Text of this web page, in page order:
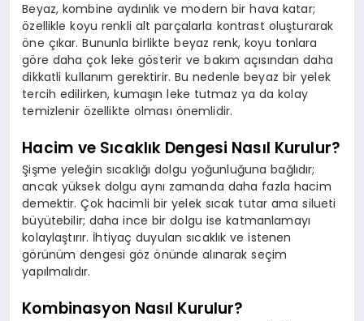
Beyaz, kombine aydınlık ve modern bir hava katar;
özellikle koyu renkli alt parçalarla kontrast oluşturarak
öne çıkar. Bununla birlikte beyaz renk, koyu tonlara
göre daha çok leke gösterir ve bakım açısından daha
dikkatli kullanım gerektirir. Bu nedenle beyaz bir yelek
tercih edilirken, kumaşın leke tutmaz ya da kolay
temizlenir özellikte olması önemlidir.
Hacim ve Sıcaklık Dengesi Nasıl Kurulur?
Şişme yeleğin sıcaklığı dolgu yoğunluğuna bağlıdır;
ancak yüksek dolgu aynı zamanda daha fazla hacim
demektir. Çok hacimli bir yelek sıcak tutar ama silueti
büyütebilir; daha ince bir dolgu ise katmanlamayı
kolaylaştırır. İhtiyaç duyulan sıcaklık ve istenen
görünüm dengesi göz önünde alınarak seçim
yapılmalıdır.
Kombinasyon Nasıl Kurulur?